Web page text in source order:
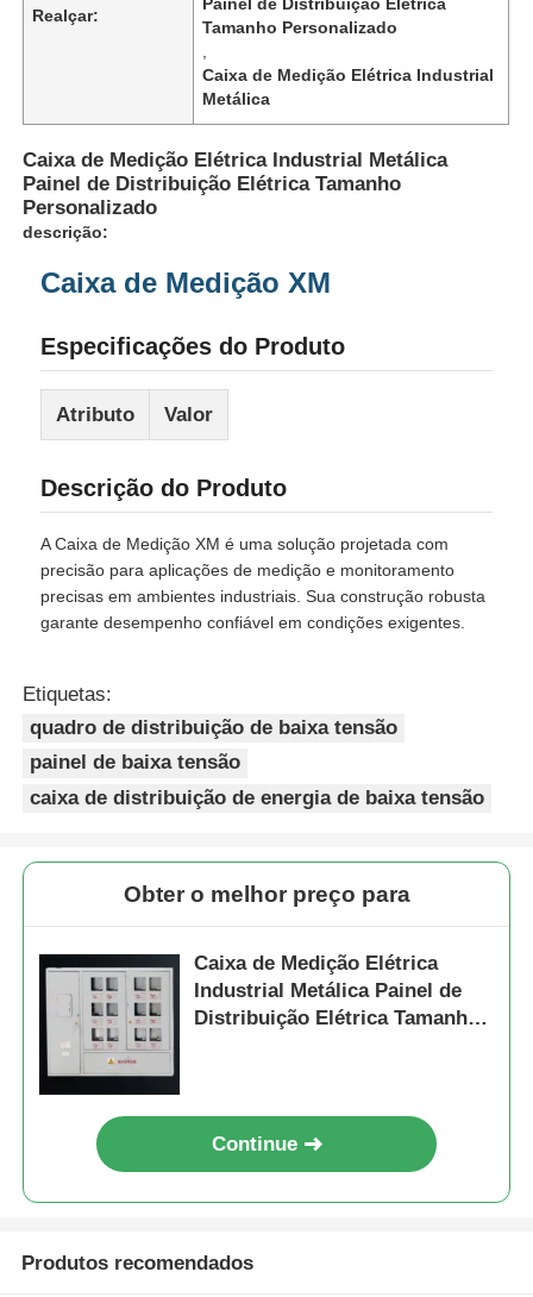
Realçar:
Tamanho Personalizado
Caixa de Medição Elétrica Industrial
Metálica
Caixa de Medição Elétrica Industrial Metálica
Painel de Distribuição Elétrica Tamanho
Personalizado
descrição:
Caixa de Medição XM
Especificações do Produto
Atributo Valor
Descrição do Produto
A Caixa de Medição XM é uma solução projetada com
precisão para aplicações de medição e monitoramento
precisas em ambientes industriais. Sua construção robusta
garante desempenho confiável em condições exigentes.
Etiquetas:
quadro de distribuição de baixa tensão
painel de baixa tensão
caixa de distribuição de energia de baixa tensão
Obter o melhor preço para
Caixa de Medição Elétrica
Industrial Metálica Painel de
Distribuição Elétrica Tamanho
Continue
Produtos recomendados